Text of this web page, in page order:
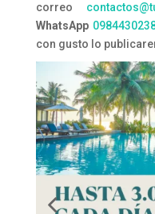
correo
WhatsApp
con gusto lo